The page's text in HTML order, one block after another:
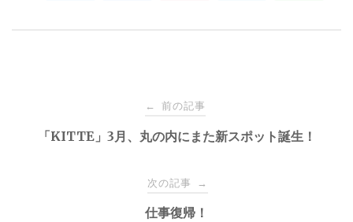
navigation
← 前の記事
「KITTE」3月、丸の内にまた新スポット誕生！
次の記事 →
仕事復帰！